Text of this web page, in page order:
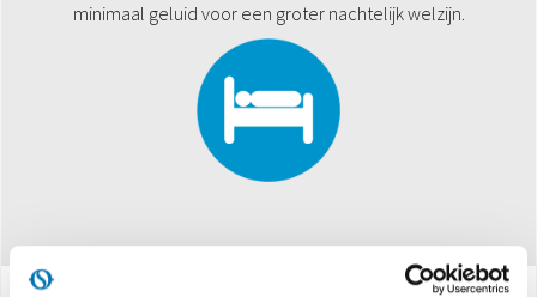
minimaal geluid voor een groter nachtelijk welzijn.